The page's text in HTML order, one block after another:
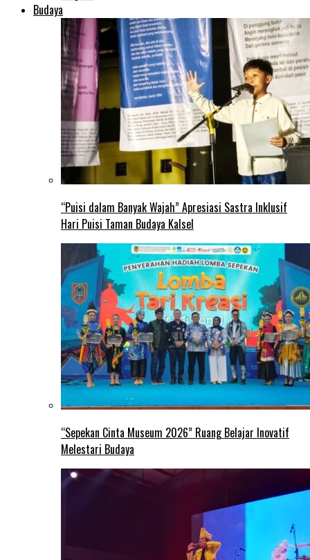
Budaya
“Puisi dalam Banyak Wajah” Apresiasi Sastra Inklusif
Hari Puisi Taman Budaya Kalsel
“Sepekan Cinta Museum 2026” Ruang Belajar Inovatif
Melestari Budaya